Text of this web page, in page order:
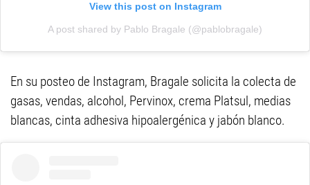
View this post on Instagram
A post shared by Pablo Bragale (@pablobragale)
En su posteo de Instagram, Bragale solicita la colecta de
gasas, vendas, alcohol, Pervinox, crema Platsul, medias
blancas, cinta adhesiva hipoalergénica y jabón blanco.